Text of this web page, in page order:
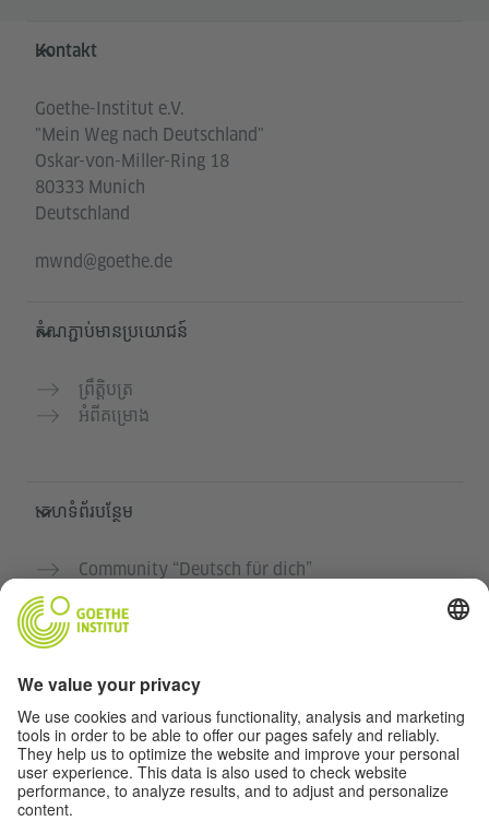
Service- und Informationsbereich
Kontakt
Goethe-Institut e.V.
"Mein Weg nach Deutschland"
Oskar-von-Miller-Ring 18
80333 Munich
Deutschland
mwnd@goethe.de
តំណភ្ជាប់មានប្រយោជន៍
ព្រឹត្តិបត្រ
អំពីគម្រោង
គេហទំព័របន្ថែម
Community “Deutsch für dich”
វគ្គសិក្សាភាសាអាល្លឺម៉ង់របស់ Goethe-Institut
ភាពឯកជន និងការចូលដំណើរការដោយគ្មានឧបសគ្គ
ការកំណត់ភាពឯកជន